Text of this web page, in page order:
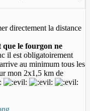
directement la distance
que le fourgon ne
il est obligatoirement
au minimum tous les
mon 2x1,5 km de